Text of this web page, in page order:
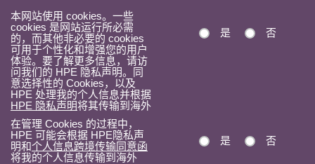
本网站使用 cookies。一些
cookies 是网站运行所必需
的，而其他非必要的 cookies
可用于个性化和增强您的用户
体验。要了解更多信息，请访
问我们的 HPE 隐私声明。同
意选择性的 Cookies，以及
HPE 处理我的个人信息并根据
HPE 隐私声明将其传输到海外
是 否
在管理 Cookies 的过程中，
HPE 可能会根据 HPE隐私声
明和个人信息跨境传输同意函
将我的个人信息传输到海外
是 否